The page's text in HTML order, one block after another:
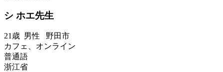
シ ホエ先生
21歳 男性 野田市
カフェ、オンライン
普通語
浙江省